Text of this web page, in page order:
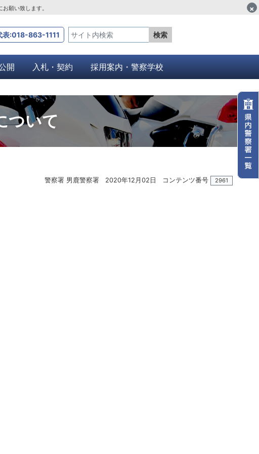
表:018-863-1111 検索
願い致します。 ×
開 入札・契約 採用案内・警察学校
ついて
警察署 男鹿警察署 2020年12月02日 コンテンツ番号 2961